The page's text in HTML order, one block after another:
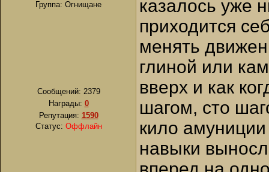
Группа: Огнищане
Сообщений: 2379
Награды: 0
Репутация: 1590
Статус: Оффлайн
казалось уже
приходится
менять
глиной или
вверх и как
шагом, сто
кило
навыки